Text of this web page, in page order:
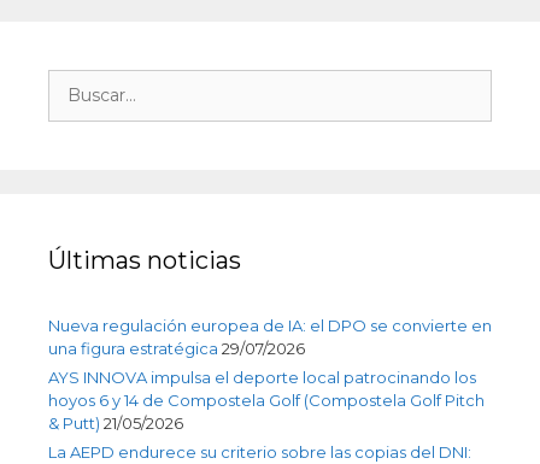
Últimas noticias
Nueva regulación europea de IA: el DPO se convierte en
una figura estratégica 29/07/2026
AYS INNOVA impulsa el deporte local patrocinando los
hoyos 6 y 14 de Compostela Golf (Compostela Golf Pitch
& Putt) 21/05/2026
La AEPD endurece su criterio sobre las copias del DNI: